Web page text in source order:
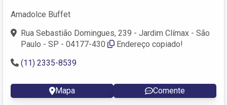
Amadolce Buffet
Rua Sebastião Domingues, 239 - Jardim Clímax - São
Paulo - SP - 04177-430
Endereço copiado!
(11) 2335-8539
Mapa Comente